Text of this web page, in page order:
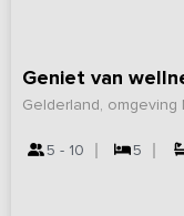
Geniet van
Gelderland, omgeving
5 - 10 5